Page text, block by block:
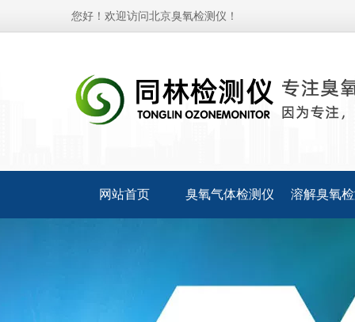
您好！欢迎访问北京臭氧检测仪！
网站首页 臭氧气体检测仪 溶解臭氧